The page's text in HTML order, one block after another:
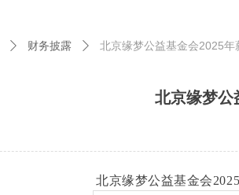
ꄲ 财务披露 ꄲ 北京缘梦公益基金会2025
北京缘梦公
北京缘梦公益基金会